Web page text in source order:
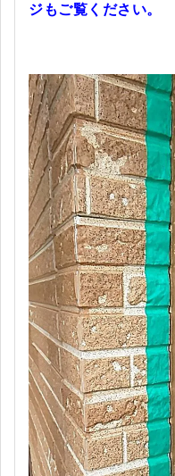
ジもご覧ください。